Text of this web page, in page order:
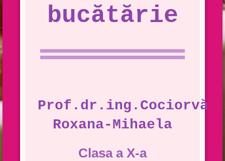
bucătărie
Prof.dr.ing.Cociorvă
Roxana-Mihaela
Clasa a X-a